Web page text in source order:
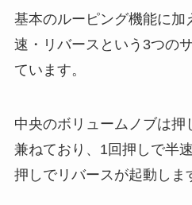
基本のルーピング機能に加
速・リバースという3つの
ています。
中央のボリュームノブは押
兼ねており、1回押しで半
押しでリバースが起動しま